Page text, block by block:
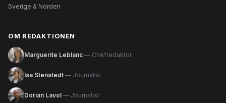
Sverige & Norden
OM REDAKTIONEN
Marguerite Leblanc — Chefredaktör
Isa Stenstedt — Journalist
Dorian Lavol — Journalist